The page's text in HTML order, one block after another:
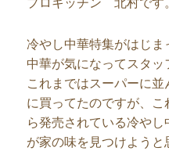
プロキッチン 北村です
冷やし中華特集がはじ
中華が気になってスタッ
これまではスーパーに
に買ってたのですが、
ら発売されている冷や
が家の味を見つけよう